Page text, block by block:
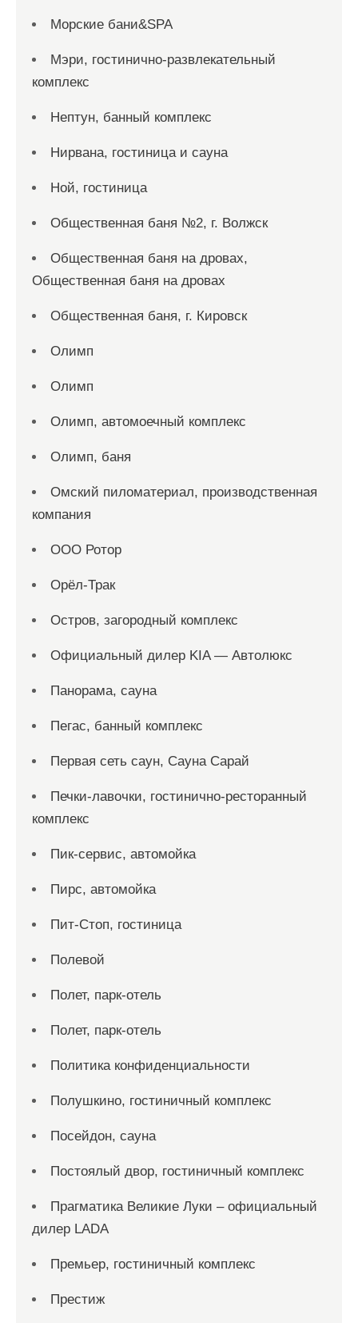
Морские бани&SPA
Мэри, гостинично-развлекательный
комплекс
Нептун, банный комплекс
Нирвана, гостиница и сауна
Ной, гостиница
Общественная баня №2, г. Волжск
Общественная баня на дровах,
Общественная баня на дровах
Общественная баня, г. Кировск
Олимп
Олимп
Олимп, автомоечный комплекс
Олимп, баня
Омский пиломатериал, производственная
компания
ООО Ротор
Орёл-Трак
Остров, загородный комплекс
Официальный дилер KIA — Автолюкс
Панорама, сауна
Пегас, банный комплекс
Первая сеть саун, Сауна Сарай
Печки-лавочки, гостинично-ресторанный
комплекс
Пик-сервис, автомойка
Пирс, автомойка
Пит-Стоп, гостиница
Полевой
Полет, парк-отель
Полет, парк-отель
Политика конфиденциальности
Полушкино, гостиничный комплекс
Посейдон, сауна
Постоялый двор, гостиничный комплекс
Прагматика Великие Луки – официальный
дилер LADA
Премьер, гостиничный комплекс
Престиж